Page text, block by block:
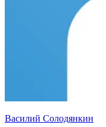
Василий Солодянкин